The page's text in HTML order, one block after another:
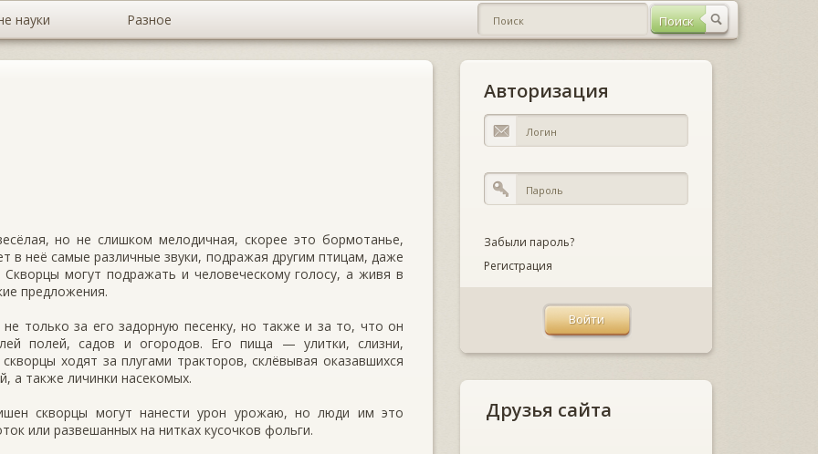
науки Разное
но не слишком мелодичная, скорее это бормотанье,
в неё самые различные звуки, подра­жая другим птицам, даже
могут подра­жать и человеческому голосу, а живя в
предло­жения.
только за его задорную песенку, но также и за то, что он
полей, садов и огородов. Его пища — улитки, слизни,
ходят за плугами тракто­ров, склёвывая оказавшихся
а также личинки насекомых.
скворцы могут нанести урон урожаю, но люди им это
или развешанных на нитках кусочков фольги.
Авторизация
Забыли пароль?
Регистрация
Друзья сайта